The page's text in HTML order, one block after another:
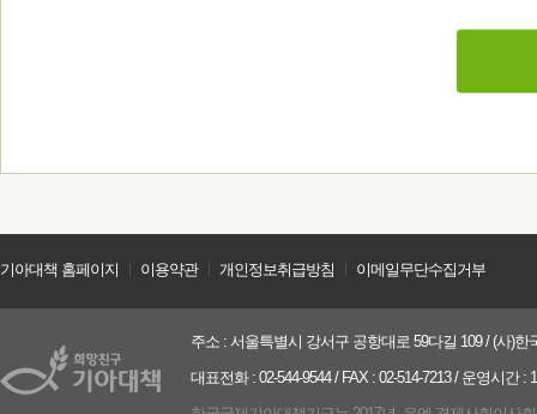
기아대책 홈페이지 이용약관 개인정보취급방침 이메일무단수집거부
주소 : 서울특별시 강서구 공항대로 59다길 109 / (사)
대표전화 : 02-544-9544 / FAX : 02-514-7213 / 운영시간 :